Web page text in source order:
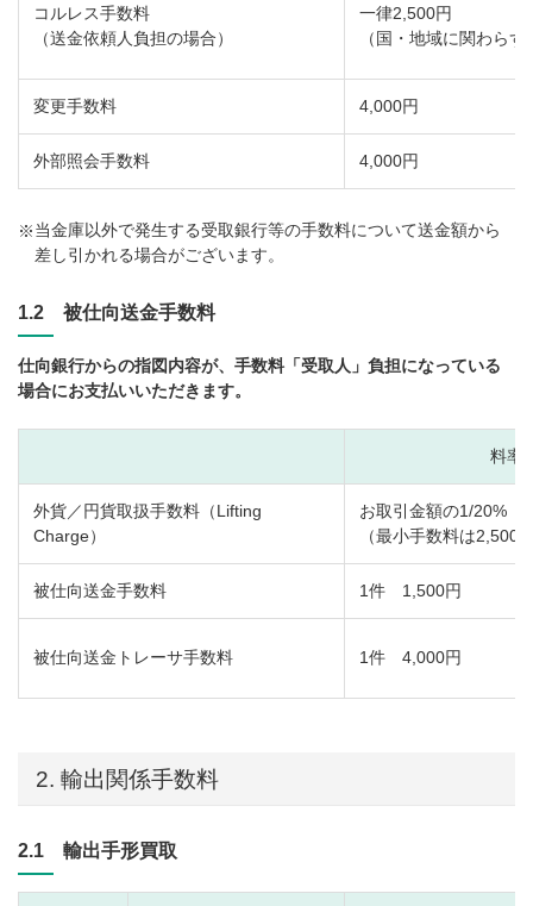
コルレス手数料
（送金依頼人負担の場合）
一律2,500円
（国・地域に関わら
変更手数料 4,000円
外部照会手数料 4,000円
※当金庫以外で発生する受取銀行等の手数料について送金額から
差し引かれる場合がございます。
1.2 被仕向送金手数料
仕向銀行からの指図内容が、手数料「受取人」負担になっている
場合にお支払いいただきます。
料率
外貨／円貨取扱手数料（Lifting
Charge）
お取引金額の1/20%
（最小手数料は2,500
被仕向送金手数料 1件 1,500円
被仕向送金トレーサ手数料 1件 4,000円
2. 輸出関係手数料
2.1 輸出手形買取